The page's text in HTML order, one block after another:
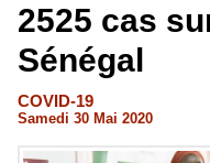
2525 cas
Sénégal
COVID-19
Samedi 30 Mai 2020